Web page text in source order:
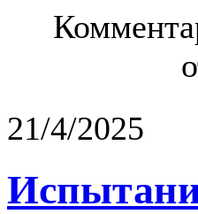
21/4/2025